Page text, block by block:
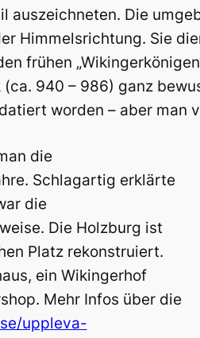
auszeichneten. Die
Himmelsrichtung. Sie
frühen
940 – 986) ganz
worden – aber man
die
Schlagartig erklärte
die
Die Holzburg ist
Platz rekonstruiert.
ein Wikingerhof
Mehr Infos über die
uppleva-